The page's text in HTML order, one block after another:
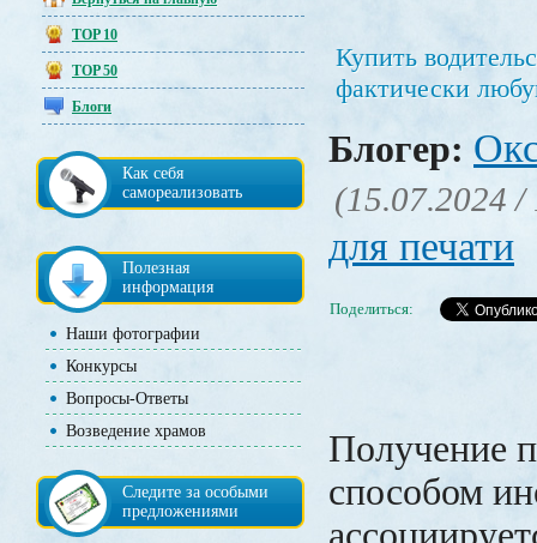
TOP 10
TOP 50
Блоги
Как себя
самореализовать
Полезная
информация
Наши фотографии
Конкурсы
Вопросы-Ответы
Возведение храмов
Следите за особыми
предложениями
Купить
фактически
Блогер:
(15.07.2024 /
для печати
Поделиться:
Получение
способом